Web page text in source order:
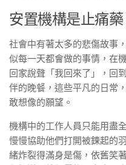
安置機構是止痛
社會中有著太多的悲傷故事
似每一天都會做的事情，在
回家說聲「我回來了」，回
伴的晚餐，這些平凡的日常
敢想像的願望。
機構中的工作人員只能用盡
慢慢協助他們打開被鍊起的
緒炸裂得滿身是傷，依舊笑